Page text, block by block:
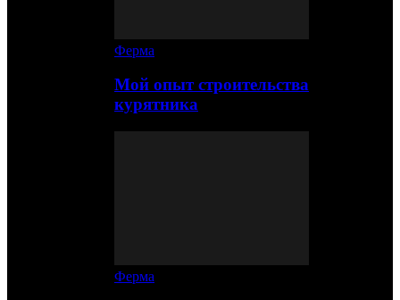
Ферма
Мой опыт строительства
курятника
Ферма